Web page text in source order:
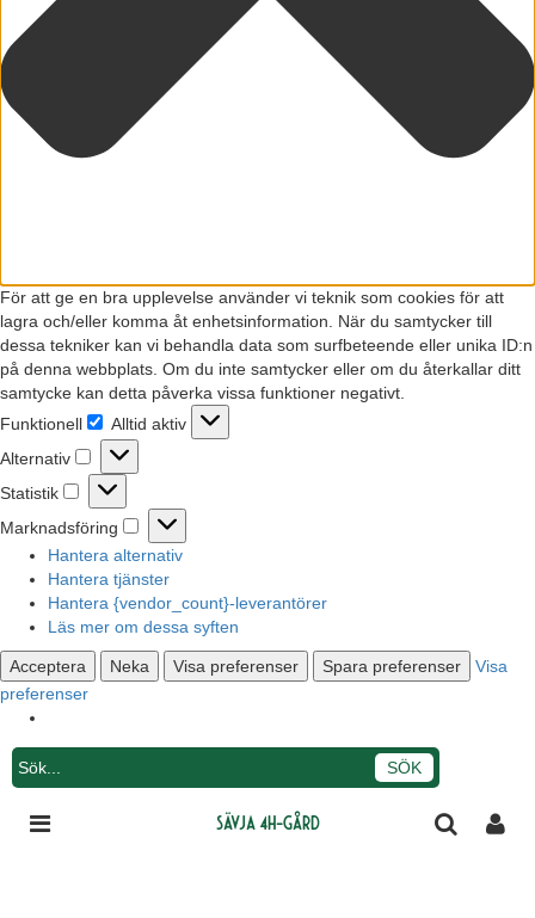
För att ge en bra upplevelse använder vi teknik som cookies för att
lagra och/eller komma åt enhetsinformation. När du samtycker till
dessa tekniker kan vi behandla data som surfbeteende eller unika ID:n
på denna webbplats. Om du inte samtycker eller om du återkallar ditt
samtycke kan detta påverka vissa funktioner negativt.
Funktionell
Funktionell
Alltid aktiv
Alternativ
Alternativ
Statistik
Statistik
Marknadsföring
Marknadsföring
Hantera alternativ
Hantera tjänster
Hantera {vendor_count}-leverantörer
Läs mer om dessa syften
Acceptera Neka Visa preferenser Spara preferenser
Visa
preferenser
Sävja 4H-gård